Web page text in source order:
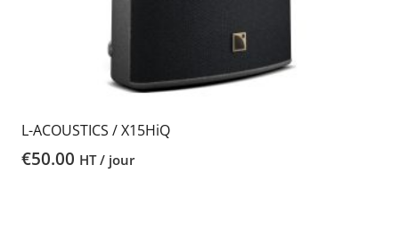
L-ACOUSTICS / X15HiQ
€50.00 HT / jour